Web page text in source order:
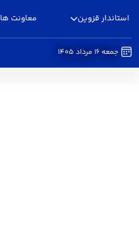
استاندار قزوین معاونت ها
جمعه 16 مرداد 1405